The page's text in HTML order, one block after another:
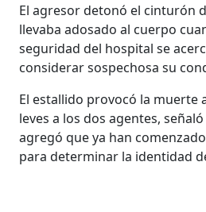
El agresor detonó el cinturón
llevaba adosado al cuerpo
seguridad del hospital se
considerar sospechosa su
El estallido provocó la muerte
leves a los dos agentes,
agregó que ya han
para determinar la identidad